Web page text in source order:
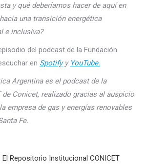
y qué deberíamos hacer de aquí en
una transición energética
e inclusiva?
del podcast de la Fundación
en Spotifyy YouTube.
Argentina es el podcast de la
de Conicet, realizado gracias al auspicio
empresa de gas y energías renovables
Fe.
El Repositorio Institucional CONICET